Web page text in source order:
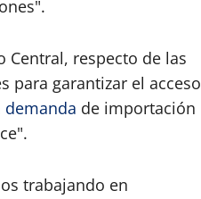
Central, respecto de las
para garantizar el acceso
demanda de importación
trabajando en